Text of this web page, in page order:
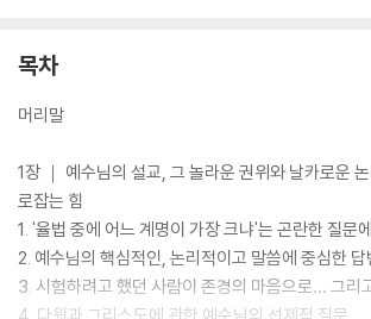
목차
머리말
1장 ｜ 예수님의 설교, 그 놀라운 권위와 날카로운
로잡는 힘
1. '율법 중에 어느 계명이 가장 크냐'는 곤란한 질문
2. 예수님의 핵심적인, 논리적이고 말씀에 중심한 답
3. 시험하려고 했던 사람이 존경의 마음으로… 그리